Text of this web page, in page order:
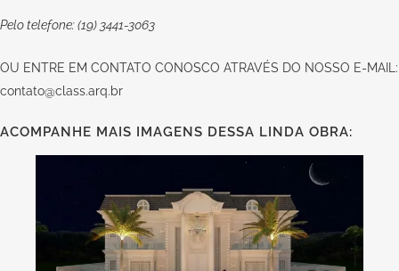
Pelo telefone: (19) 3441-3063
OU ENTRE EM CONTATO CONOSCO ATRAVÉS DO NOSSO E-MAIL:
contato@class.arq.br
ACOMPANHE MAIS IMAGENS DESSA LINDA OBRA: